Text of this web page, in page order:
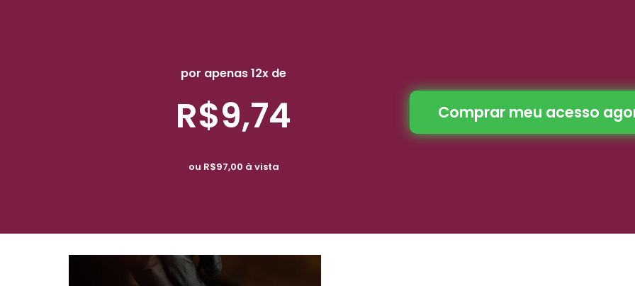
por apenas 12x de
R$9,74
ou R$97,00 à vista
Comprar meu acesso